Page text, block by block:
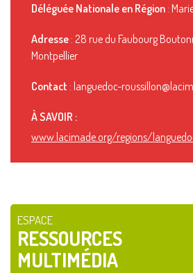
Déléguée Nationale en Région :
Adresse : 28 rue du Faubourg
Montpellier
Contact : languedoc-
À SAVOIR :
www.lacimade.org/regions/
ESPACE
RESSOURCES
MULTIMÉDIA